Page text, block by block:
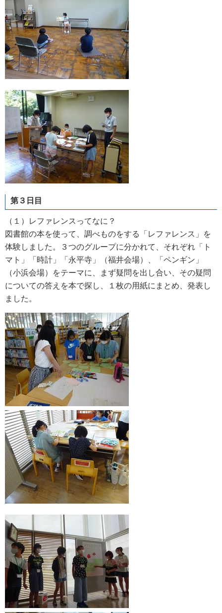
第３日目
（１）レファレンスってなに？
図書館の本を使って、調べものをする「レファレンス」を
体験しました。３つのグループに分かれて、それぞれ「ト
マト」「時計」「永平寺」（福井会場）、「ペンギン」
（小浜会場）をテーマに、まず疑問を出し合い、その疑問
についての答えを本で探し、１枚の用紙にまとめ、発表し
ました。